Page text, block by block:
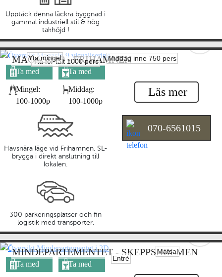
Upptäck denna läckra byggnad i
gammal industriell stil & hög
takhöjd !
MAGASIN 9 - FRIHAMNEN
Yta för tält 1000 pers
Yta mingel Middag inne 750 pers
Ta med
Ta med
Mingel:
100-1000p
Middag:
100-1000p
Havsnära läge vid Frihamnen. SL-
brygga i direkt anslutning till
lokalen.
300 parkeringsplatser och fin
logistik med transporter.
Läs mer
070-6561015
MINDEPARTEMENTET - SKEPPSHOLMEN
Matsal
Entré
Ta med
Ta med